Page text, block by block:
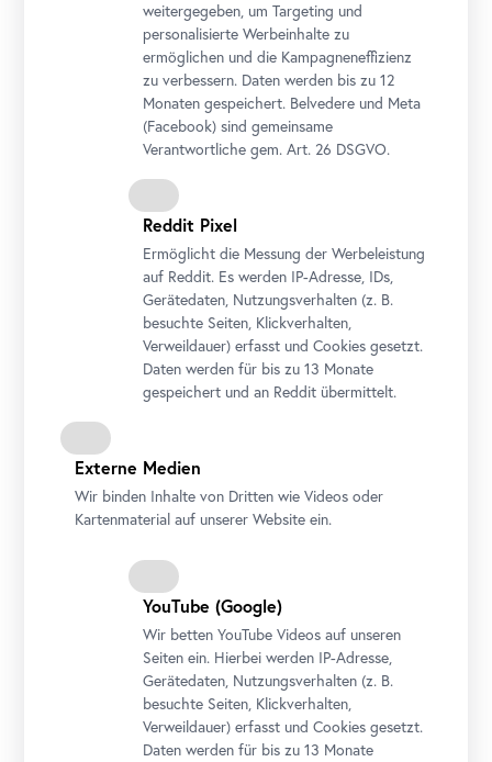
Ferdinand Georg Waldmüller, Große Praterlandschaft, 1849
Belvedere, Wien, Foto: Johannes Stoll
John Constable, Salisbury Cathedral und Leadenhall vom Fluß
TheNational Gallery, London
weitergegeben, um Targeting und
personalisierte Werbeinhalte zu
ermöglichen und die Kampagneneffizienz
zu verbessern. Daten werden bis zu 12
Monaten gespeichert. Belvedere und Meta
(Facebook) sind gemeinsame
Verantwortliche gem.Art. 26 DSGVO.
Reddit Pixel
Ermöglicht die Messung der Werbeleistung
auf Reddit. Es werden IP-Adresse, IDs,
Gerätedaten, Nutzungsverhalten (z. B.
besuchte Seiten, Klickverhalten,
Verweildauer) erfasst und Cookies gesetzt.
Daten werden für bis zu 13 Monate
gespeichert und an Reddit übermittelt.
Externe Medien
Wir binden Inhalte von Dritten wie Videos oder
Kartenmaterial auf unserer Website ein.
YouTube (Google)
Wir bettenYouTube Videos auf unseren
Seiten ein. Hierbei werden IP-Adresse,
Gerätedaten, Nutzungsverhalten (z. B.
besuchte Seiten, Klickverhalten,
Verweildauer) erfasst und Cookies gesetzt.
Daten werden für bis zu 13 Monate